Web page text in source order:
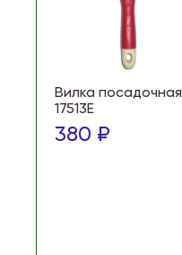
Вилка посадочная
17513Е
380 ₽